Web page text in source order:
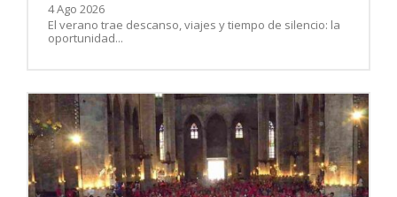
4 Ago 2026
El verano trae descanso, viajes y tiempo de silencio: la
oportunidad...